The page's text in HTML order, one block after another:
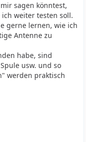
sagen könntest,
weiter testen soll.
gerne lernen, wie ich
Antenne zu
habe, sind
usw. und so
werden praktisch